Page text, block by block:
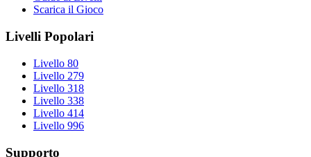
Scarica il Gioco
Livelli Popolari
Livello 80
Livello 279
Livello 318
Livello 338
Livello 414
Livello 996
Supporto